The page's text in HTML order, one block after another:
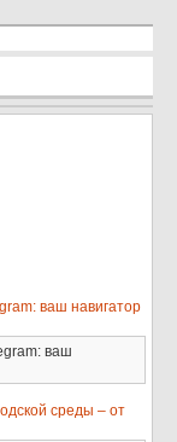
ваш навигатор
ваш
среды – от